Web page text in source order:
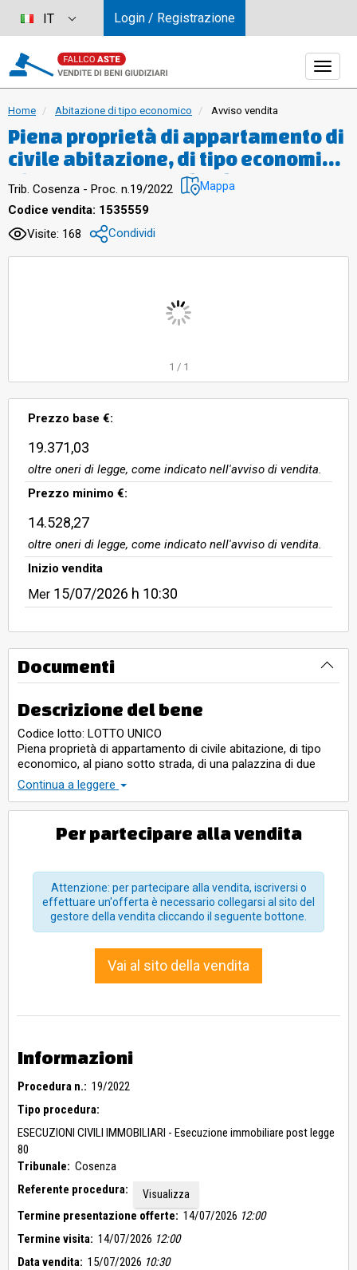
Home Abitazione di tipo economico Avviso vendita
Piena proprietà di appartamento di
civile abitazione, di tipo economico,
al piano sotto strada, di una
palazzina di due piani complessivi.
Consistenza 5 vani, Superficie
Catastale 105 mq.
Trib. Cosenza - Proc. n.19/2022 Mappa
Codice vendita: 1535559
Visite: 168
Condividi
1 / 1
Prezzo base €:
19.371,03
oltre oneri di legge, come indicato nell'avviso di vendita.
Prezzo minimo €:
14.528,27
oltre oneri di legge, come indicato nell'avviso di vendita.
Inizio vendita
Mer 15/07/2026 h 10:30
Documenti
Descrizione del bene
Codice lotto: LOTTO UNICO
Piena proprietà di appartamento di civile abitazione, di tipo
economico, al piano sotto strada, di una palazzina di due
piani complessivi. Consistenza 5 vani, Superficie Catastale
105 mq.
Continua a leggere
Per partecipare alla vendita
Attenzione: per partecipare alla vendita, iscriversi o
effettuare un'offerta è necessario collegarsi al sito del
gestore della vendita cliccando il seguente bottone.
Vai al sito della vendita
Informazioni
Procedura n.: 19/2022
Tipo procedura:
ESECUZIONI CIVILI IMMOBILIARI - Esecuzione immobiliare post legge
80
Tribunale: Cosenza
Referente procedura:
Visualizza
Termine presentazione offerte: 14/07/2026 12:00
Termine visita: 14/07/2026 12:00
Data vendita: 15/07/2026 10:30
IT Login / Registrazione